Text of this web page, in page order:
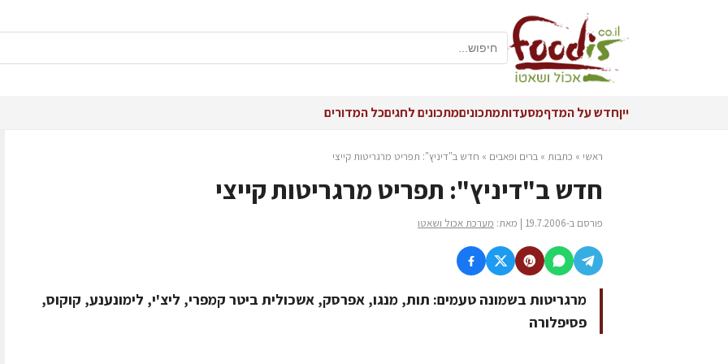
ייןחדש על המדףמסעדותמתכוניםמתכונים לחגיםכל המדורים
ראשי » כתבות » ברים ופאבים » חדש ב"דיניץ": תפריט מרגריטות קייצי
חדש ב"דיניץ": תפריט מרגריטות קייצי
פורסם ב-19.7.2006 | מאת: מערכת אכול ושאטו
מרגריטות בשמונה טעמים: תות, מנגו, אפרסק, אשכולית ביטר קמפרי, ליצ'י, לימונענע, קוקוס,
פסיפלורה